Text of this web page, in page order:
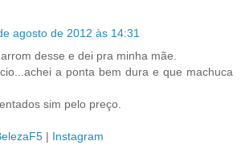
agosto de 2012 às 14:31
desse e dei pra minha mãe.
a ponta bem dura e que machuca
sim pelo preço.
| Instagram